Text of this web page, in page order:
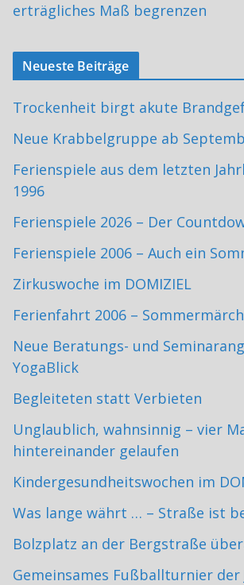
erträgliches Maß begrenzen
Neueste Beiträge
Trockenheit birgt akute
Neue Krabbelgruppe ab
Ferienspiele aus dem letzten
1996
Ferienspiele 2026 – Der
Ferienspiele 2006 – Auch ein
Zirkuswoche im DOMIZIEL
Ferienfahrt 2006 –
Neue Beratungs- und
YogaBlick
Begleiteten statt Verbieten
Unglaublich, wahnsinnig – vier
hintereinander gelaufen
Kindergesundheitswochen im
Was lange währt … – Straße ist
Bolzplatz an der Bergstraße
Gemeinsames Fußballturnier der